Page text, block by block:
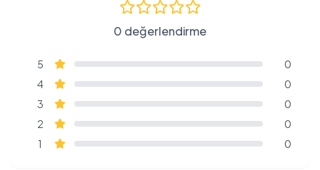
0 değerlendirme
5
0
4
0
3
0
2
0
1
0